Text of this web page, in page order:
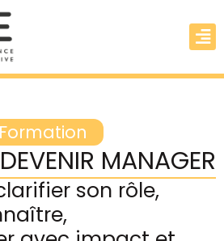
Formation
MANAGER
son rôle,